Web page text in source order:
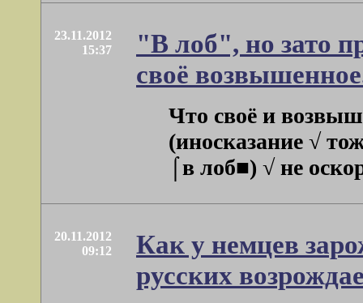
23.11.2012
15:37
"В лоб", но зато
своё
Что своё и
(иносказание √
⌠в лоб■) √ не
20.11.2012
09:12
Как у немцев
русских